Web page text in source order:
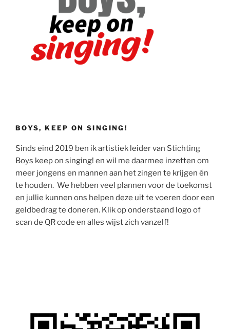
BOYS, KEEP ON SINGING!
Sinds eind 2019 ben ik artistiek leider van Stichting
Boys keep on singing! en wil me daarmee inzetten om
meer jongens en mannen aan het zingen te krijgen én
te houden. We hebben veel plannen voor de toekomst
en jullie kunnen ons helpen deze uit te voeren door een
geldbedrag te doneren. Klik op onderstaand logo of
scan de QR code en alles wijst zich vanzelf!